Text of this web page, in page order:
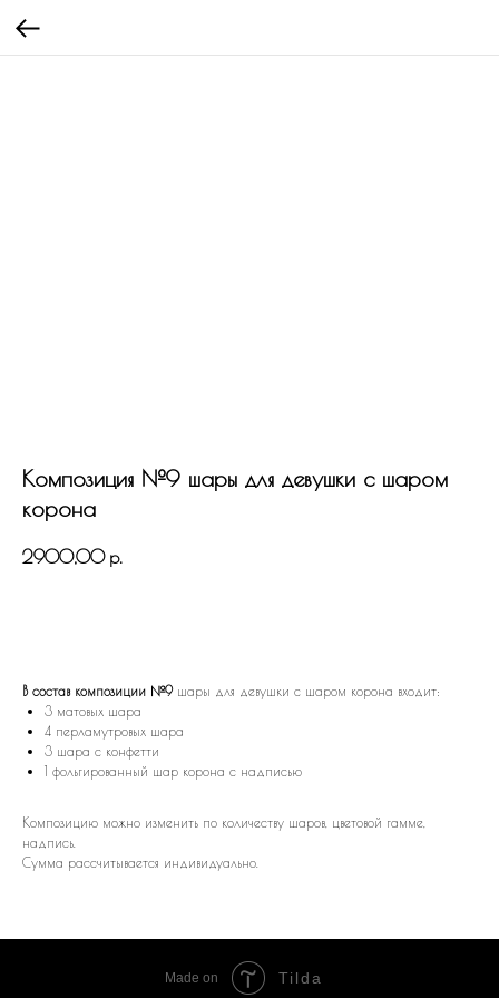
Композиция №9 шары для девушки с шаром
корона
2900,00 р.
В состав композиции №9 шары для девушки с шаром корона входит:
3 матовых шара
4 перламутровых шара
3 шара с конфетти
1 фольгированный шар корона с надписью
Композицию можно изменить по количеству шаров, цветовой гамме,
надпись.
Сумма рассчитывается индивидуально.
Made on Tilda